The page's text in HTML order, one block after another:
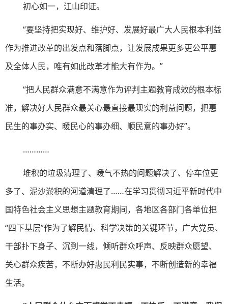
初心如一，江山印证。
“要坚持把实现好、维护好、发展好最广大人民根本利益
作为推进改革的出发点和落脚点，让发展成果更多更公平惠
及全体人民，唯有如此改革才能大有作为。”
“把人民群众满意不满意作为评判主题教育成效的根本标
准，解决好人民群众最关心最直接最现实的利益问题，把惠
民生的事办实、暖民心的事办细、顺民意的事办好”。
…………
堆积的垃圾清理了、暖气不热的问题解决了、停车位更
多了、泥沙淤积的河道清理了……在学习贯彻习近平新时代中
国特色社会主义思想主题教育期间，各地区各部门各单位把
“四下基层”作为了解民情、科学决策的关键环节，广大党员、
干部扑下身子、沉到一线，倾听群众呼声、反映群众愿望、
关心群众疾苦，不断办好惠民利民实事，不断创造新的幸福
生活。